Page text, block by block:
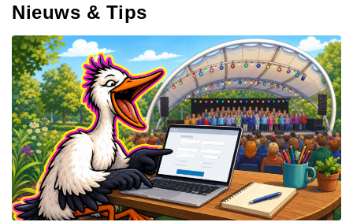
Nieuws & Tips